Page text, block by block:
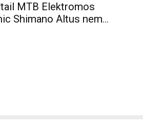
MTB Elektromos
Shimano Altus nem